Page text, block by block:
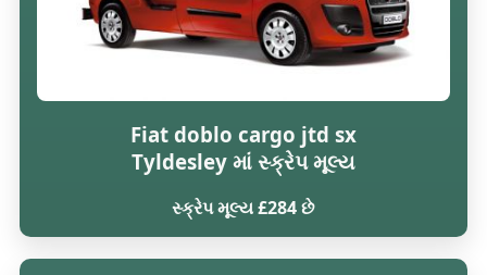
Fiat doblo cargo jtd sx
Tyldesley માં સ્ક્રેપ મૂલ્ય
સ્ક્રેપ મૂલ્ય £284 છે